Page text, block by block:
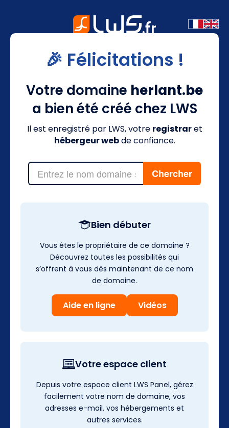
🎉 Félicitations !
Votre domaine herlant.be
a bien été créé chez LWS
Il est enregistré par LWS, votre registraret
hébergeur webde confiance.
Bien débuter
Vous êtes le propriétaire de ce domaine ?
Découvrez toutes les possibilités qui
s’offrent à vous dès maintenant de ce nom
de domaine.
Aide en ligne Vidéos
Votre espace client
Depuis votre espace client LWS Panel, gérez
facilement votre nom de domaine, vos
adresses e-mail, vos hébergements et
autres services.